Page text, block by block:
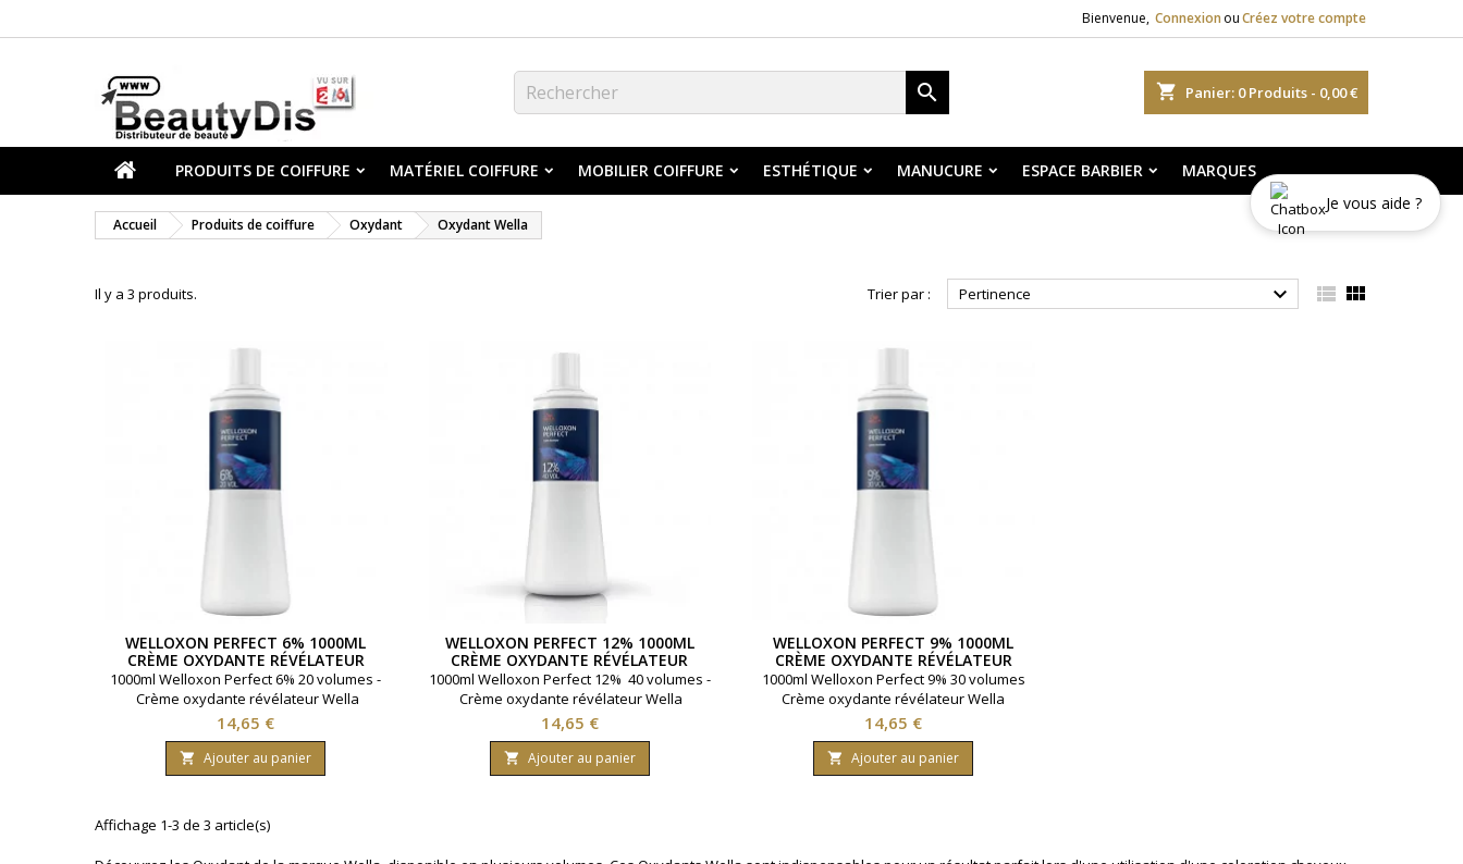
Bienvenue, Connexion ouCréez votre compte
shopping_cart Panier: 0Produits - 0,00 €

PRODUITS DE COIFFURE MATÉRIEL COIFFURE MOBILIER COIFFURE ESTHÉTIQUE MANUCURE ESPACE BARBIER MARQUES
Accueil Produits de coiffure Oxydant Oxydant Wella
Il y a 3 produits. Trier par : Pertinence   
WELLOXON PERFECT 6% 1000ML
CRÈME OXYDANTE RÉVÉLATEUR
WELLA
1000ml Welloxon Perfect 6% 20 volumes -
Crème oxydante révélateur Wella
Prix
14,65 €
 Ajouter au panier
WELLOXON PERFECT 12% 1000ML
CRÈME OXYDANTE RÉVÉLATEUR
WELLA
1000ml Welloxon Perfect 12% 40 volumes -
Crème oxydante révélateur Wella
Prix
14,65 €
 Ajouter au panier
WELLOXON PERFECT 9% 1000ML
CRÈME OXYDANTE RÉVÉLATEUR
WELLA
1000ml Welloxon Perfect 9% 30 volumes
Crème oxydante révélateur Wella
Prix
14,65 €
 Ajouter au panier
Affichage 1-3 de 3 article(s)
Je vous aide ?